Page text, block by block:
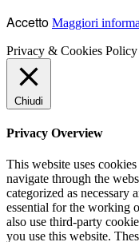
Accetto Maggiori
Privacy & Cookies Policy
Chiudi
Privacy Overview
This website uses
navigate through the
categorized as necessary
essential for the working
also use third-party
you use this website.